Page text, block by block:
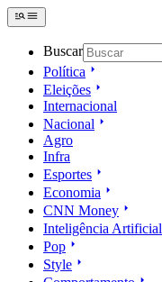
Buscar
Política
Eleições
Internacional
Nacional
Agro
Infra
Esportes
Economia
CNN Money
Inteligência Artificial
Pop
Style